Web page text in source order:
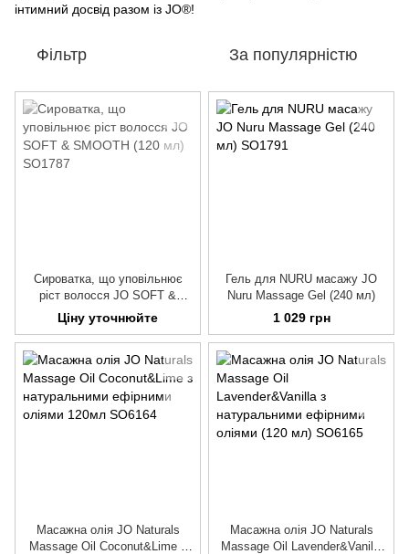
інтимний досвід разом із JO®!
Фільтр За популярністю
Сироватка, що уповільнює
ріст волосся JO SOFT &
SMOOTH (120 мл)
Ціну уточнюйте
Гель для NURU масажу JO
Nuru Massage Gel (240 мл)
1 029 грн
Масажна олія JO Naturals
Massage Oil Coconut&Lime з
Масажна олія JO Naturals
Massage Oil Lavender&Vanilla